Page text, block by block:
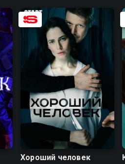
Хороший человек